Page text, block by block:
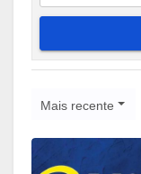
Mais recente